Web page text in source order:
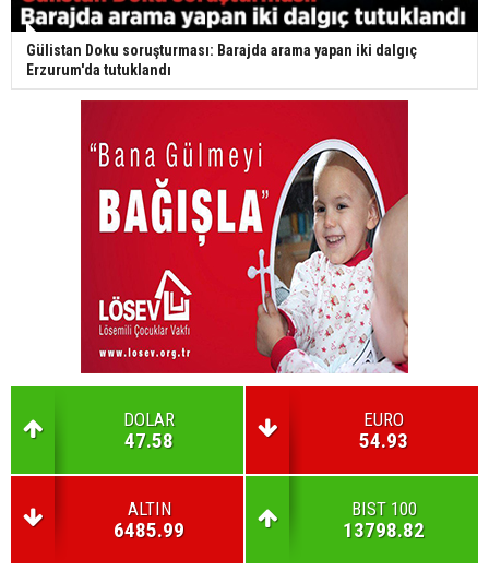
Gülistan Doku soruşturması: Barajda arama yapan iki dalgıç
Erzurum'da tutuklandı
DOLAR
47.58
EURO
54.93
ALTIN
6485.99
BIST 100
13798.82